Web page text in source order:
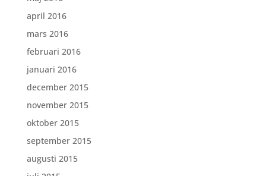
april 2016
mars 2016
februari 2016
januari 2016
december 2015
november 2015
oktober 2015
september 2015
augusti 2015